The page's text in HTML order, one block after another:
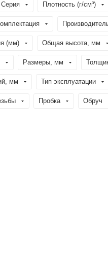
Серия Плотность (г/см³)
(мм) Общая высота, мм
Размеры, мм
мм Тип эксплуатации
Пробка Обруч